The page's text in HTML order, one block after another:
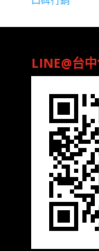
LINE@台